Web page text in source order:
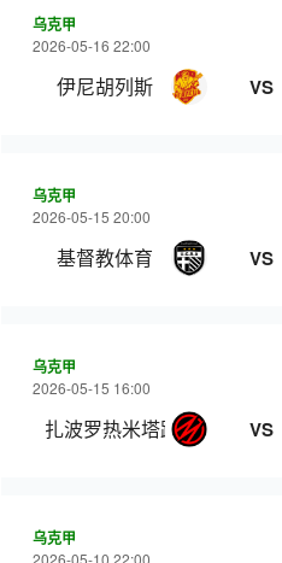
乌克甲
2026-05-16 22:00
伊尼胡列斯 VS
乌克甲
2026-05-15 20:00
基督教体育 VS
乌克甲
2026-05-15 16:00
扎波罗热米塔路 VS
乌克甲
2026-05-10 22:00